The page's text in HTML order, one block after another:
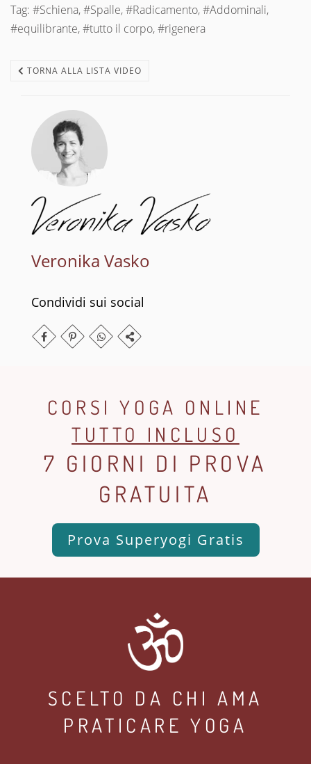
Tag: #Schiena, #Spalle, #Radicamento, #Addominali,
#equilibrante, #tutto il corpo, #rigenera
TORNA ALLA LISTA VIDEO
Veronika Vasko
Condividi sui social
CORSI YOGA ONLINE
TUTTO INCLUSO
7 GIORNI DI PROVA
GRATUITA
Prova Superyogi Gratis
SCELTO DA CHI AMA
PRATICARE YOGA